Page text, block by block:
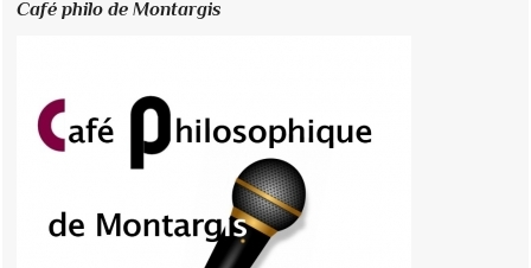
Café philo de Montargis